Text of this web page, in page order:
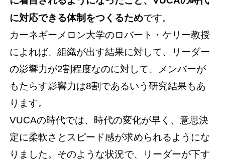
に対応できる体制をつくるためです。
カーネギーメロン大学のロバート・ケリー教授
によれば、組織が出す結果に対して、リーダー
の影響力が2割程度なのに対して、メンバーが
もたらす影響力は8割であるいう研究結果もあ
ります。
VUCAの時代では、時代の変化が早く、意思決
定に柔軟さとスピード感が求められるようにな
りました。そのような状況で、リーダーが下す